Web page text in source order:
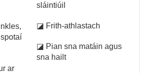
ar
sláintiúil
◪ Frith-athlastach
◪ Pian sna matáin agus
sna hailt